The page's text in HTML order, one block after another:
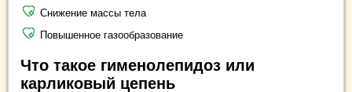
Снижение массы тела
Повышенное газообразование
Что такое гименолепидоз или
карликовый цепень